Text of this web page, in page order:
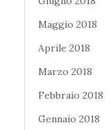
Maggio 2018
Aprile 2018
Marzo 2018
Febbraio 2018
Gennaio 2018